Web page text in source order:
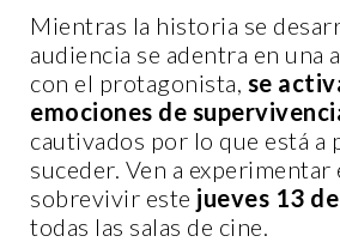
Mientras la historia se
audiencia se adentra en una
con el protagonista, se
emociones de
cautivados por lo que está a
suceder. Ven a
sobrevivir este jueves 13
todas las salas de cine.